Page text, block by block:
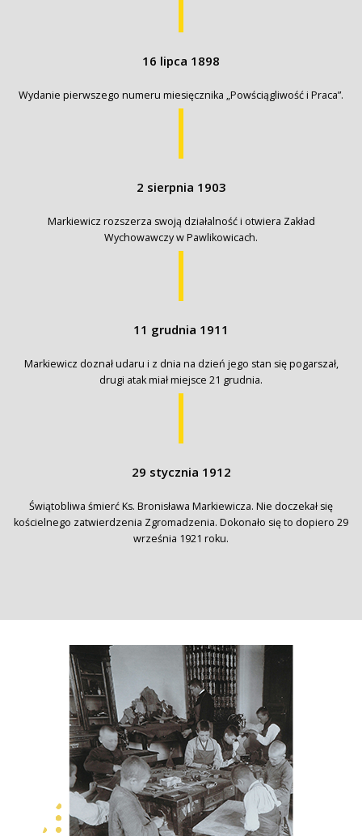
16 lipca 1898
Wydanie pierwszego numeru miesięcznika „Powściągliwość i Praca”.
2 sierpnia 1903
Markiewicz rozszerza swoją działalność i otwiera Zakład
Wychowawczy w Pawlikowicach.
11 grudnia 1911
Markiewicz doznał udaru i z dnia na dzień jego stan się pogarszał,
drugi atak miał miejsce 21 grudnia.
29 stycznia 1912
Świątobliwa śmierć Ks. Bronisława Markiewicza. Nie doczekał się
kościelnego zatwierdzenia Zgromadzenia. Dokonało się to dopiero 29
września 1921 roku.